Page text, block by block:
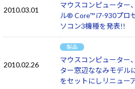
2010.03.01
マウスコンピューター
ル® Core™ i7-930プロ
ソコン3機種を発表!!
2010.02.26
製品
マウスコンピューター
ター窓辺ななみモデル
をセットにしリニュー